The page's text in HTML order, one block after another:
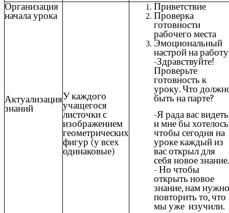
Организация
начала урока
Актуализация
знаний
У каждого
учащегося
листочки с
изображением
геометрических
фигур (у всех
одинаковые)
Приветствие
Проверка
готовности
рабочего места
Эмоциональный
настрой на
-Здравствуйте!
Проверьте
готовность к
уроку. Что
быть на парте?
-Я рада вас видеть
и мне бы
чтобы сегодня на
уроке каждый из
вас открыл для
себя новое знание.
- Но чтобы
открыть новое
знание, нам нужно
повторить то, что
мы уже изучили.